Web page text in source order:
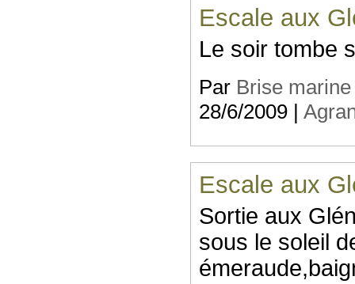
Escale aux
Le soir tombe
Par Brise marine
28/6/2009 |
Escale aux
Sortie aux
sous le soleil